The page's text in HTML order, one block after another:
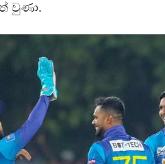
වුණා.